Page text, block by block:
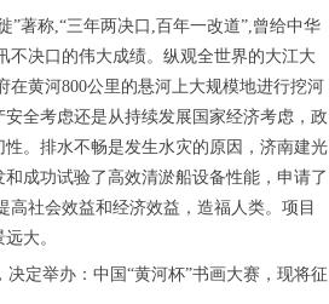
称,“三年两决口,百年一改道”,曾给中华
不决口的伟大成绩。纵观全世界的大江大
黄河800公里的悬河上大规模地进行挖河
全考虑还是从持续发展国家经济考虑，政
。排水不畅是发生水灾的原因，济南建光
成功试验了高效清淤船设备性能，申请了
社会效益和经济效益，造福人类。项目
大。
定举办：中国“黄河杯”书画大赛，现将征